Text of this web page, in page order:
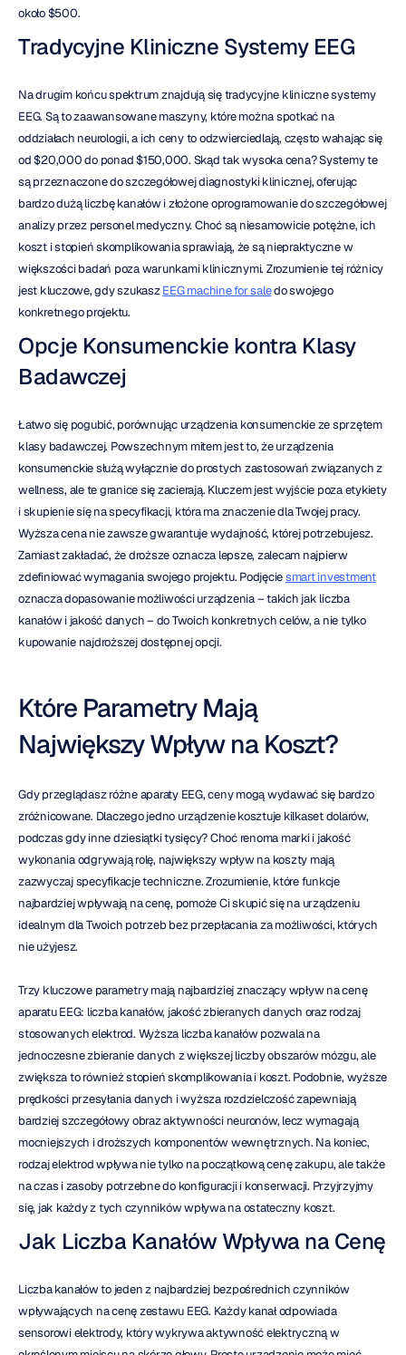
około $500.
Tradycyjne Kliniczne Systemy EEG
Na drugim końcu spektrum znajdują się tradycyjne kliniczne systemy
EEG. Są to zaawansowane maszyny, które można spotkać na
oddziałach neurologii, a ich ceny to odzwierciedlają, często wahając się
od $20,000 do ponad $150,000. Skąd tak wysoka cena? Systemy te
są przeznaczone do szczegółowej diagnostyki klinicznej, oferując
bardzo dużą liczbę kanałów i złożone oprogramowanie do szczegółowej
analizy przez personel medyczny. Choć są niesamowicie potężne, ich
koszt i stopień skomplikowania sprawiają, że są niepraktyczne w
większości badań poza warunkami klinicznymi. Zrozumienie tej różnicy
jest kluczowe, gdy szukasz EEG machine for sale do swojego
konkretnego projektu.
Opcje Konsumenckie kontra Klasy
Badawczej
Łatwo się pogubić, porównując urządzenia konsumenckie ze sprzętem
klasy badawczej. Powszechnym mitem jest to, że urządzenia
konsumenckie służą wyłącznie do prostych zastosowań związanych z
wellness, ale te granice się zacierają. Kluczem jest wyjście poza etykiety
i skupienie się na specyfikacji, która ma znaczenie dla Twojej pracy.
Wyższa cena nie zawsze gwarantuje wydajność, której potrzebujesz.
Zamiast zakładać, że droższe oznacza lepsze, zalecam najpierw
zdefiniować wymagania swojego projektu. Podjęcie smart investment
oznacza dopasowanie możliwości urządzenia – takich jak liczba
kanałów i jakość danych – do Twoich konkretnych celów, a nie tylko
kupowanie najdroższej dostępnej opcji.
Które Parametry Mają
Największy Wpływ na Koszt?
Gdy przeglądasz różne aparaty EEG, ceny mogą wydawać się bardzo
zróżnicowane. Dlaczego jedno urządzenie kosztuje kilkaset dolarów,
podczas gdy inne dziesiątki tysięcy? Choć renoma marki i jakość
wykonania odgrywają rolę, największy wpływ na koszty mają
zazwyczaj specyfikacje techniczne. Zrozumienie, które funkcje
najbardziej wpływają na cenę, pomoże Ci skupić się na urządzeniu
idealnym dla Twoich potrzeb bez przepłacania za możliwości, których
nie użyjesz.
Trzy kluczowe parametry mają najbardziej znaczący wpływ na cenę
aparatu EEG: liczba kanałów, jakość zbieranych danych oraz rodzaj
stosowanych elektrod. Wyższa liczba kanałów pozwala na
jednoczesne zbieranie danych z większej liczby obszarów mózgu, ale
zwiększa to również stopień skomplikowania i koszt. Podobnie, wyższe
prędkości przesyłania danych i wyższa rozdzielczość zapewniają
bardziej szczegółowy obraz aktywności neuronów, lecz wymagają
mocniejszych i droższych komponentów wewnętrznych. Na koniec,
rodzaj elektrod wpływa nie tylko na początkową cenę zakupu, ale także
na czas i zasoby potrzebne do konfiguracji i konserwacji. Przyjrzyjmy
się, jak każdy z tych czynników wpływa na ostateczny koszt.
Jak Liczba Kanałów Wpływa na Cenę
Liczba kanałów to jeden z najbardziej bezpośrednich czynników
wpływających na cenę zestawu EEG. Każdy kanał odpowiada
sensorowi elektrody, który wykrywa aktywność elektryczną w